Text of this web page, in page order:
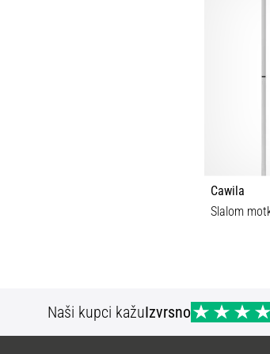
Cawila
Naši kupci kažuIzvrsno